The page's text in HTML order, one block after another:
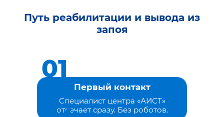
Путь реабилитации и вывода из
запоя
Первый контакт
Специалист центра «АИСТ»
отвечает сразу. Без роботов.